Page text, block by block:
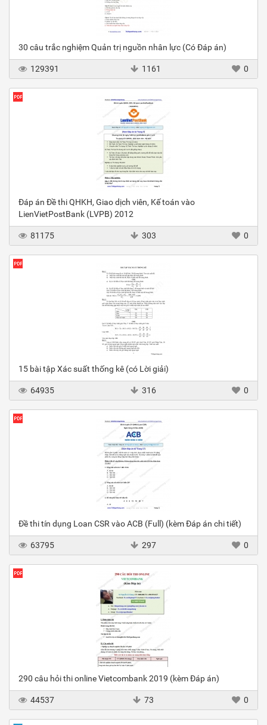
30 câu trắc nghiệm Quản trị nguồn nhân lực (Có Đáp án)
129391 1161 0
Đáp án Đề thi QHKH, Giao dịch viên, Kế toán vào
LienVietPostBank (LVPB) 2012
81175 303 0
15 bài tập Xác suất thống kê (có Lời giải)
64935 316 0
Đề thi tín dụng Loan CSR vào ACB (Full) (kèm Đáp án chi tiết)
63795 297 0
290 câu hỏi thi online Vietcombank 2019 (kèm Đáp án)
44537 73 0